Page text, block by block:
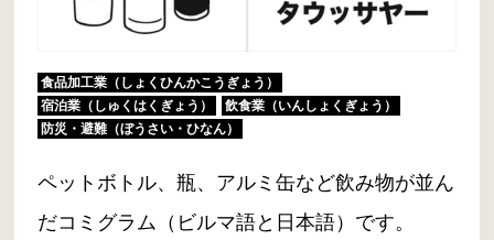
食品加工業（しょくひんかこうぎょう）
宿泊業（しゅくはくぎょう）
飲食業（いんしょくぎょう）
防災・避難（ぼうさい・ひなん）
ペットボトル、瓶、アルミ缶など飲み物が並ん
だコミグラム（ビルマ語と日本語）です。